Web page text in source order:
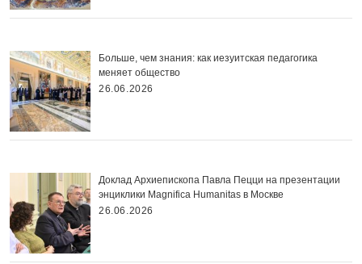
Больше, чем знания: как иезуитская педагогика
меняет общество
26.06.2026
Доклад Архиепископа Павла Пецци на презентации
энциклики Magnifica Нumanitas в Москве
26.06.2026